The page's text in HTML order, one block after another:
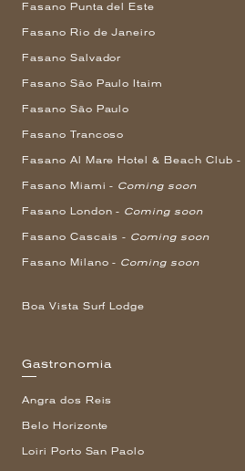
Fasano Punta del Este
Fasano Rio de Janeiro
Fasano Salvador
Fasano São Paulo Itaim
Fasano São Paulo
Fasano Trancoso
Fasano Al Mare Hotel & Beach Club -
Fasano Miami - Coming soon
Fasano London - Coming soon
Fasano Cascais - Coming soon
Fasano Milano - Coming soon
Boa Vista Surf Lodge
Gastronomia
Angra dos Reis
Belo Horizonte
Loiri Porto San Paolo